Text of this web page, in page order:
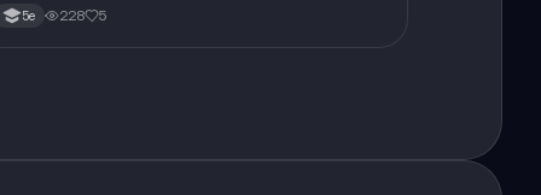
5e 228 5